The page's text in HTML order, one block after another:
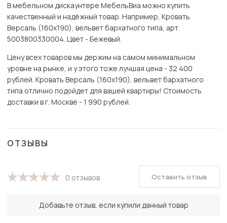
В мебельном дискаунтере МебельВиа можно купить
качественный и надёжный товар. Например, Кровать
Версаль (160х190), вельвет бархатного типа, арт.
5003800330004. Цвет - Бежевый.
Цену всех товаров мы держим на самом минимальном
уровне на рынке, и у этого тоже лучшая цена - 32 400
рублей. Кровать Версаль (160х190), вельвет бархатного
типа отлично подойдет для вашей квартиры! Стоимость
доставки в г. Москве - 1 990 рублей.
ОТЗЫВЫ
0 отзывов
Добавьте отзыв, если купили данный товар
Оставить отзыв